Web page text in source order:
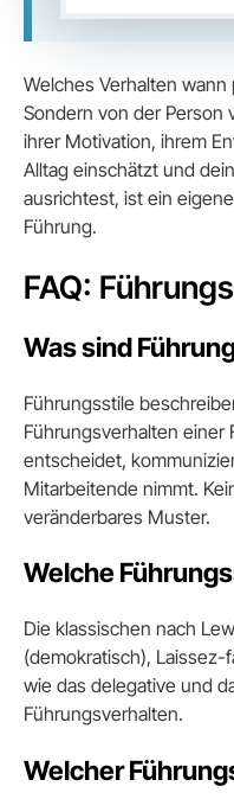
Welches Verhalten
Sondern von der
ihrer Motivation, ihrem
Alltag einschätzt und
ausrichtest, ist ein
Führung.
FAQ:
Was sind
Führungsstile
Führungsverhalten einer
entscheidet,
Mitarbeitende nimmt.
veränderbares Muster.
Welche
Die klassischen nach
(demokratisch), Laissez-
wie das delegative und
Führungsverhalten.
Welcher